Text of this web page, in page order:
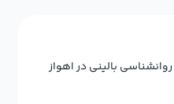
بالینی در اهواز